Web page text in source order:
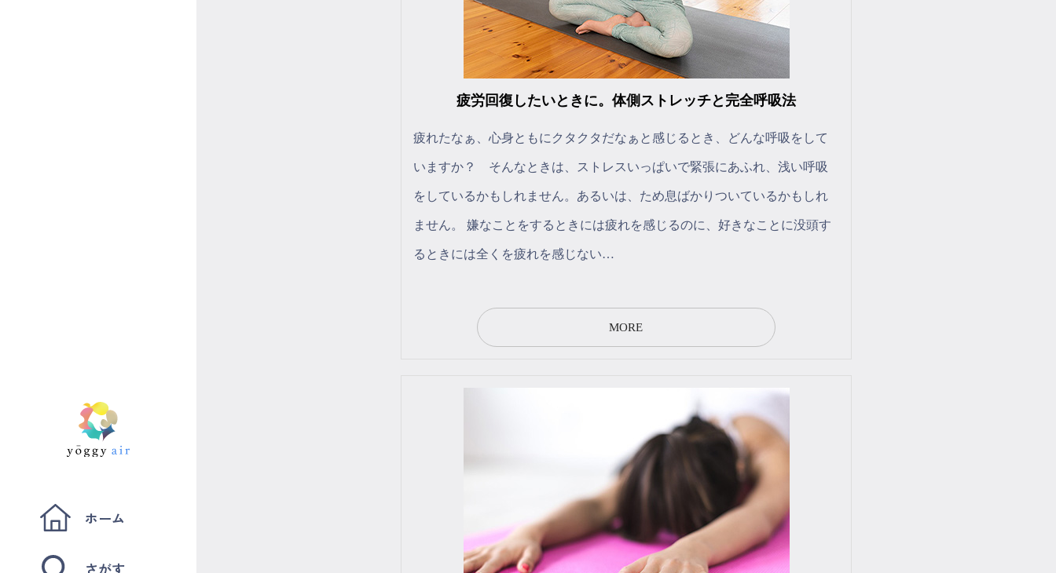
ホーム
さがす
疲労回復したいときに。体側ストレッチと完全呼吸法
疲れたなぁ、心身ともにクタクタだなぁと感じるとき、どんな呼吸をして
いますか？ そんなときは、ストレスいっぱいで緊張にあふれ、浅い呼吸
をしているかもしれません。あるいは、ため息ばかりついているかもしれ
ません。 嫌なことをするときには疲れを感じるのに、好きなことに没頭す
るときには全くを疲れを感じない…
MORE